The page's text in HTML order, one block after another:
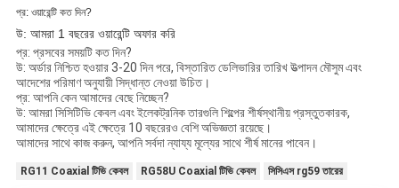
প্র: ওয়ারেন্টি কত দিন?
উ: আমরা 1 বছরের ওয়ারেন্টি অফার করি
প্র: প্রসবের সময়টি কত দিন?
উ: অর্ডার নিশ্চিত হওয়ার 3-20 দিন পরে, বিস্তারিত ডেলিভারির তারিখ উত্পাদন মৌসুম এবং
আদেশের পরিমাণ অনুযায়ী সিদ্ধান্ত নেওয়া উচিত।
প্র: আপনি কেন আমাদের বেছে নিচ্ছেন?
উ: আমরা সিসিটিভি কেবল এবং ইলেকট্রনিক তারগুলি শিল্পের শীর্ষস্থানীয় প্রস্তুতকারক,
আমাদের ক্ষেত্রে এই ক্ষেত্রে 10 বছরেরও বেশি অভিজ্ঞতা রয়েছে।
আমাদের সাথে কাজ করুন, আপনি সর্বদা ন্যায্য মূল্যের সাথে শীর্ষ মানের পাবেন।
RG11 Coaxial টিভি কেবল RG58U Coaxial টিভি কেবল সিসিএস rg59 তারের